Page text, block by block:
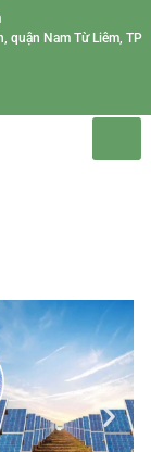
quận Nam Từ Liêm, TP